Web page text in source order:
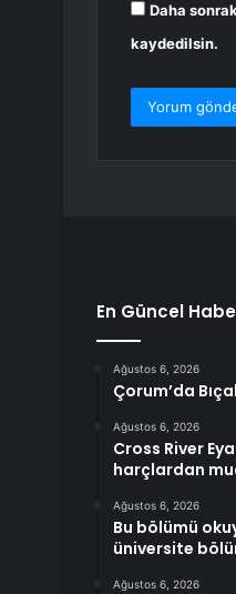
Daha
kaydedilsin.
En Güncel
Ağustos 6, 2026
Çorum’da
Ağustos 6, 2026
Cross River
harçlardan
Ağustos 6, 2026
Bu bölümü
üniversite
Ağustos 6, 2026